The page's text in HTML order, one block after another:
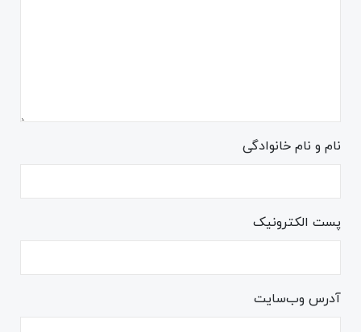
نام و نام خانوادگی
پست الکترونیک
آدرس وب‌سایت